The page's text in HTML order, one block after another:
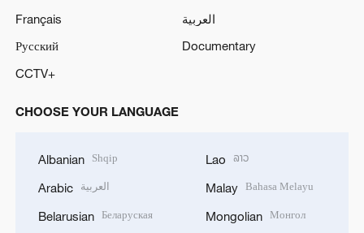
Français
العربية
Русский
Documentary
CCTV+
CHOOSE YOUR LANGUAGE
Albanian Shqip
Arabic العربية
Belarusian Беларуская
Lao ລາວ
Malay Bahasa Melayu
Mongolian Монгол